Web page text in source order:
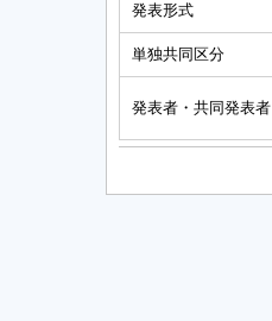
発表形式
単独共同区分
発表者・共同発表者